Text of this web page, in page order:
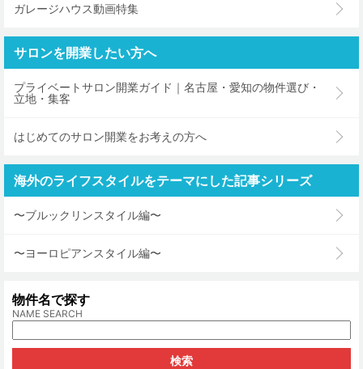
ガレージハウス動画特集
サロンを開業したい方へ
プライベートサロン開業ガイド｜名古屋・愛知の物件選び・
立地・集客
はじめてのサロン開業をお考えの方へ
海外のライフスタイルをテーマにした記事シリーズ
〜ブルックリンスタイル編〜
〜ヨーロピアンスタイル編〜
物件名で探す
NAME SEARCH